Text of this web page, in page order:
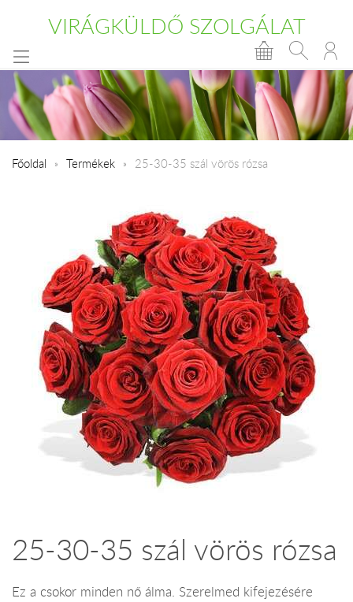
VIRÁGKÜLDŐ SZOLGÁLAT
Főoldal Termékek 25-30-35 szál vörös rózsa
25-30-35 szál vörös rózsa
Ez a csokor minden nő álma. Szerelmed kifejezésére